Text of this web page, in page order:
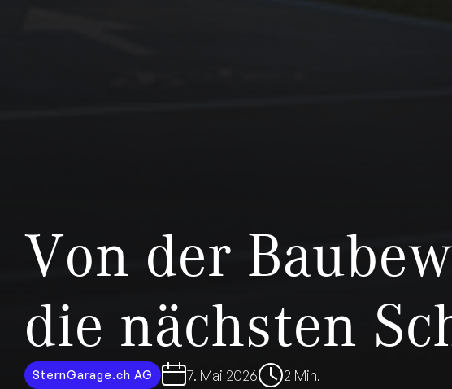
Von der
die nächsten
SternGarage.ch AG 7. Mai 2026 2 Min.